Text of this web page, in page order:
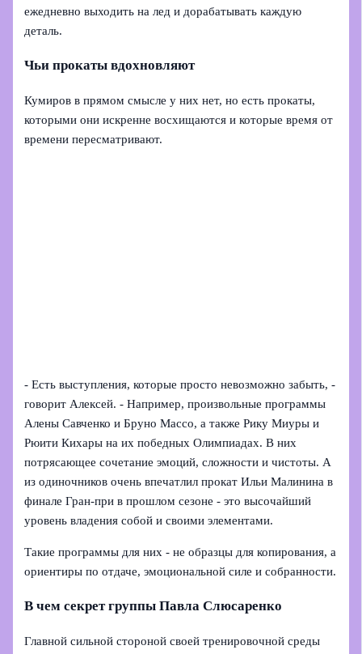
ежедневно выходить на лед и дорабатывать каждую
деталь.
Чьи прокаты вдохновляют
Кумиров в прямом смысле у них нет, но есть прокаты,
которыми они искренне восхищаются и которые время от
времени пересматривают.
- Есть выступления, которые просто невозможно забыть, -
говорит Алексей. - Например, произвольные программы
Алены Савченко и Бруно Массо, а также Рику Миуры и
Рюити Кихары на их победных Олимпиадах. В них
потрясающее сочетание эмоций, сложности и чистоты. А
из одиночников очень впечатлил прокат Ильи Малинина в
финале Гран-при в прошлом сезоне - это высочайший
уровень владения собой и своими элементами.
Такие программы для них - не образцы для копирования, а
ориентиры по отдаче, эмоциональной силе и собранности.
В чем секрет группы Павла Слюсаренко
Главной сильной стороной своей тренировочной среды